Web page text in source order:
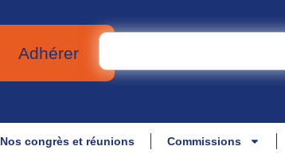
Adhérer
Nos congrès et réunions Commissions